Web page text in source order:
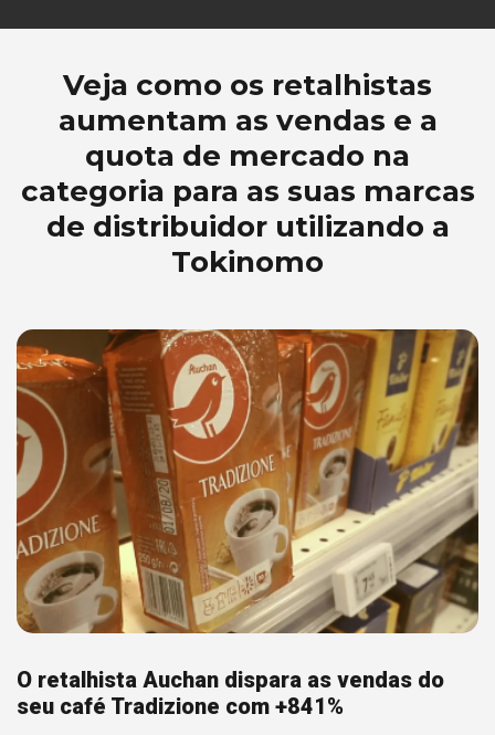
Veja como os retalhistas
aumentam as vendas e a
quota de mercado na
categoria para as suas marcas
de distribuidor utilizando a
Tokinomo
O retalhista Auchan dispara as vendas do
seu café Tradizione com +841%